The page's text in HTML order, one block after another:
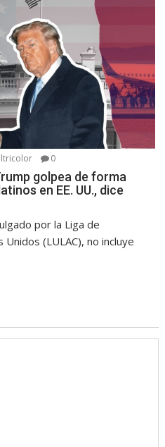
0
golpea de forma
en EE. UU., dice
por la Liga de
(LULAC), no incluye